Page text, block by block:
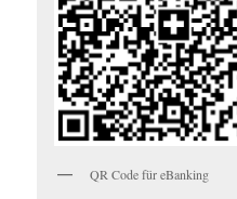
QR Code für eBanking